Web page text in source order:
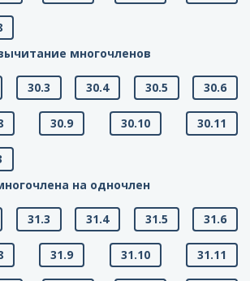
многочленов
30.3 30.4 30.5 30.6
30.9 30.10 30.11
на одночлен
31.3 31.4 31.5 31.6
31.9 31.10 31.11